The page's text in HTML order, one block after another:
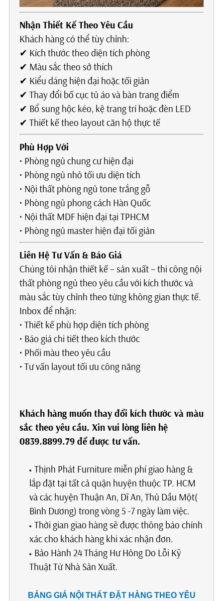
Nhận Thiết Kế Theo Yêu Cầu
Khách hàng có thể tùy chỉnh:
✔ Kích thước theo diện tích phòng
✔ Màu sắc theo sở thích
✔ Kiểu dáng hiện đại hoặc tối giản
✔ Thay đổi bố cục tủ áo và bàn trang điểm
✔ Bổ sung hộc kéo, kệ trang trí hoặc đèn LED
✔ Thiết kế theo layout căn hộ thực tế
Phù Hợp Với
• Phòng ngủ chung cư hiện đại
• Phòng ngủ nhỏ tối ưu diện tích
• Nội thất phòng ngủ tone trắng gỗ
• Phòng ngủ phong cách Hàn Quốc
• Nội thất MDF hiện đại tại TPHCM
• Phòng ngủ master hiện đại tối giản
Liên Hệ Tư Vấn & Báo Giá
Chúng tôi nhận thiết kế – sản xuất – thi công nội
thất phòng ngủ theo yêu cầu với kích thước và
màu sắc tùy chỉnh theo từng không gian thực tế.
Inbox để nhận:
• Thiết kế phù hợp diện tích phòng
• Báo giá chi tiết theo kích thước
• Phối màu theo yêu cầu
• Tư vấn layout tối ưu công năng
Khách hàng muốn thay đổi kích thước và màu
sắc theo yêu cầu. Xin vui lòng liên hệ
0839.8899.79 để được tư vấn.
Thịnh Phát Furniture miễn phí giao hàng &
lắp đặt tại tất cả quận huyện thuộc TP. HCM
và các huyện Thuận An, Dĩ An, Thủ Dầu Một(
Bình Dương) trong vòng 5 -7 ngày làm việc.
Thời gian giao hàng sẽ được thông báo chính
xác cho khách hàng khi xác nhận đơn.
Bảo Hành 24 Tháng Hư Hỏng Do Lỗi Kỹ
Thuật Từ Nhà Sản Xuất.
BẢNG GIÁ NỘI THẤT ĐẶT HÀNG THEO YÊU